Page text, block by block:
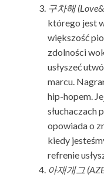
구차해
którego jest
większość
zdolności
usłyszeć
marcu.
hip-hopem.
słuchaczach
opowiada o
kiedy
refrenie
아재개그